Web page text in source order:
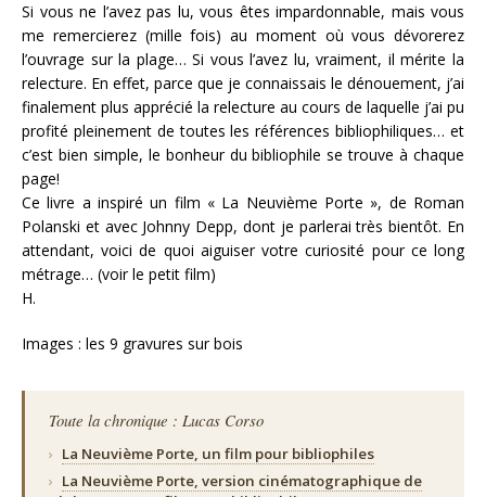
Si vous ne l’avez pas lu, vous êtes impardonnable, mais vous
me remercierez (mille fois) au moment où vous dévorerez
l’ouvrage sur la plage… Si vous l’avez lu, vraiment, il mérite la
relecture. En effet, parce que je connaissais le dénouement, j’ai
finalement plus apprécié la relecture au cours de laquelle j’ai pu
profité pleinement de toutes les références bibliophiliques… et
c’est bien simple, le bonheur du bibliophile se trouve à chaque
page!
Ce livre a inspiré un film « La Neuvième Porte », de Roman
Polanski et avec Johnny Depp, dont je parlerai très bientôt. En
attendant, voici de quoi aiguiser votre curiosité pour ce long
métrage… (voir le petit film)
H.
Images : les 9 gravures sur bois
Toute la chronique : Lucas Corso
› La Neuvième Porte, un film pour bibliophiles
› La Neuvième Porte, version cinématographique de